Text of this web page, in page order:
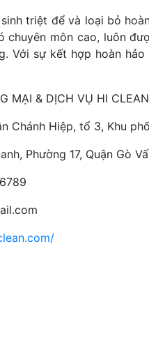
triệt để và loại bỏ
chuyên môn cao, luôn
Với sự kết hợp hoàn
MẠI & DỊCH VỤ HI
Chánh Hiệp, tổ 3, Khu
Phường 17, Quận Gò